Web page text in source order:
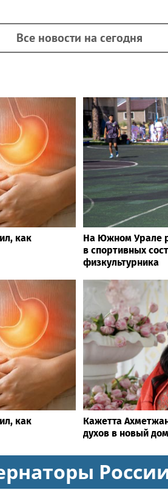
Все новости на сегодня
как
На Южном Урале
в спортивных
физкультурника
как
Кажетта
духов в новый дом